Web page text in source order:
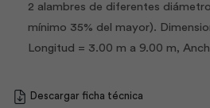
2 alambres de diferentes
mínimo 35% del mayor).
Longitud = 3.00 m a 9.00 m,
Descargar ficha técnica